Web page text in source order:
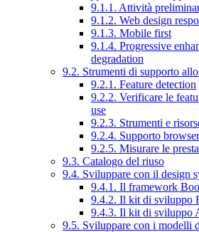
9.1.1. Attività
9.1.2. Web design
9.1.3. Mobile first
9.1.4. Progressive
degradation
9.2. Strumenti di supporto
9.2.1. Feature detection
9.2.2. Verificare le
use
9.2.3. Strumenti e
9.2.4. Supporto browser
9.2.5. Misurare le
9.3. Catalogo del riuso
9.4. Sviluppare con il design
9.4.1. Il framework
9.4.2. Il kit di sviluppo
9.4.3. Il kit di sviluppo
9.5. Sviluppare con i modelli